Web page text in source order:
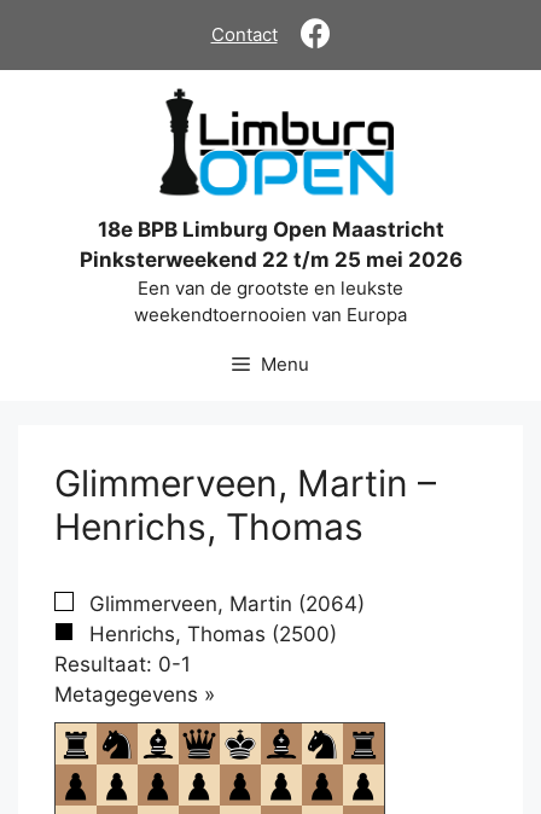
de
Contact
18e BPB Limburg Open Maastricht
Pinksterweekend 22 t/m 25 mei 2026
Een van de grootste en leukste
weekendtoernooien van Europa
Menu
Glimmerveen, Martin –
Henrichs, Thomas
Glimmerveen, Martin (2064)
Henrichs, Thomas (2500)
Resultaat: 0-1
Metagegevens »
om
te
openen.